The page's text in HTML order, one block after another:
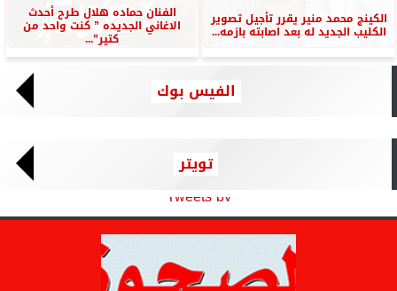
الكينج محمد منير يقرر تأجيل تصوير
الكليب الجديد له بعد اصابته بازمه...
الفنان حماده هلال طرح أحدث
الاغاني الجديده ” كنت واحد من
كتير”...
الفيس بوك
تويتر
Tweets by